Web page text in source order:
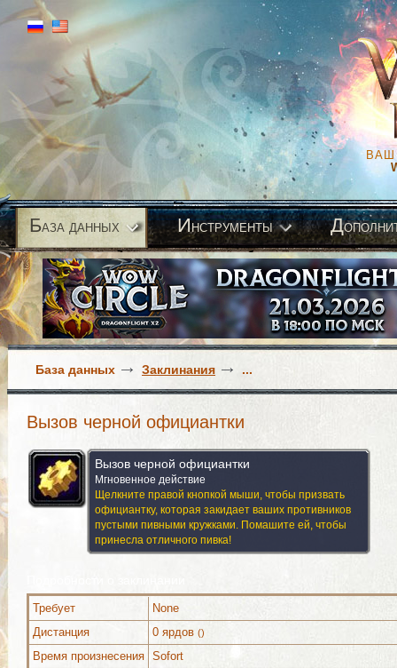
ВАШ
База данных Инструменты Д
База данных Заклинания ...
Вызов черной официантки
Вызов черной официантки
Мгновенное действие
Щелкните правой кнопкой мыши, чтобы призвать
официантку, которая закидает ваших противников
пустыми пивными кружками. Помашите ей, чтобы
принесла отличного пивка!
Требует
None
Дистанция
0 ярдов ()
Время произнесения Sofort
Используется (1) Дополнительно (2)